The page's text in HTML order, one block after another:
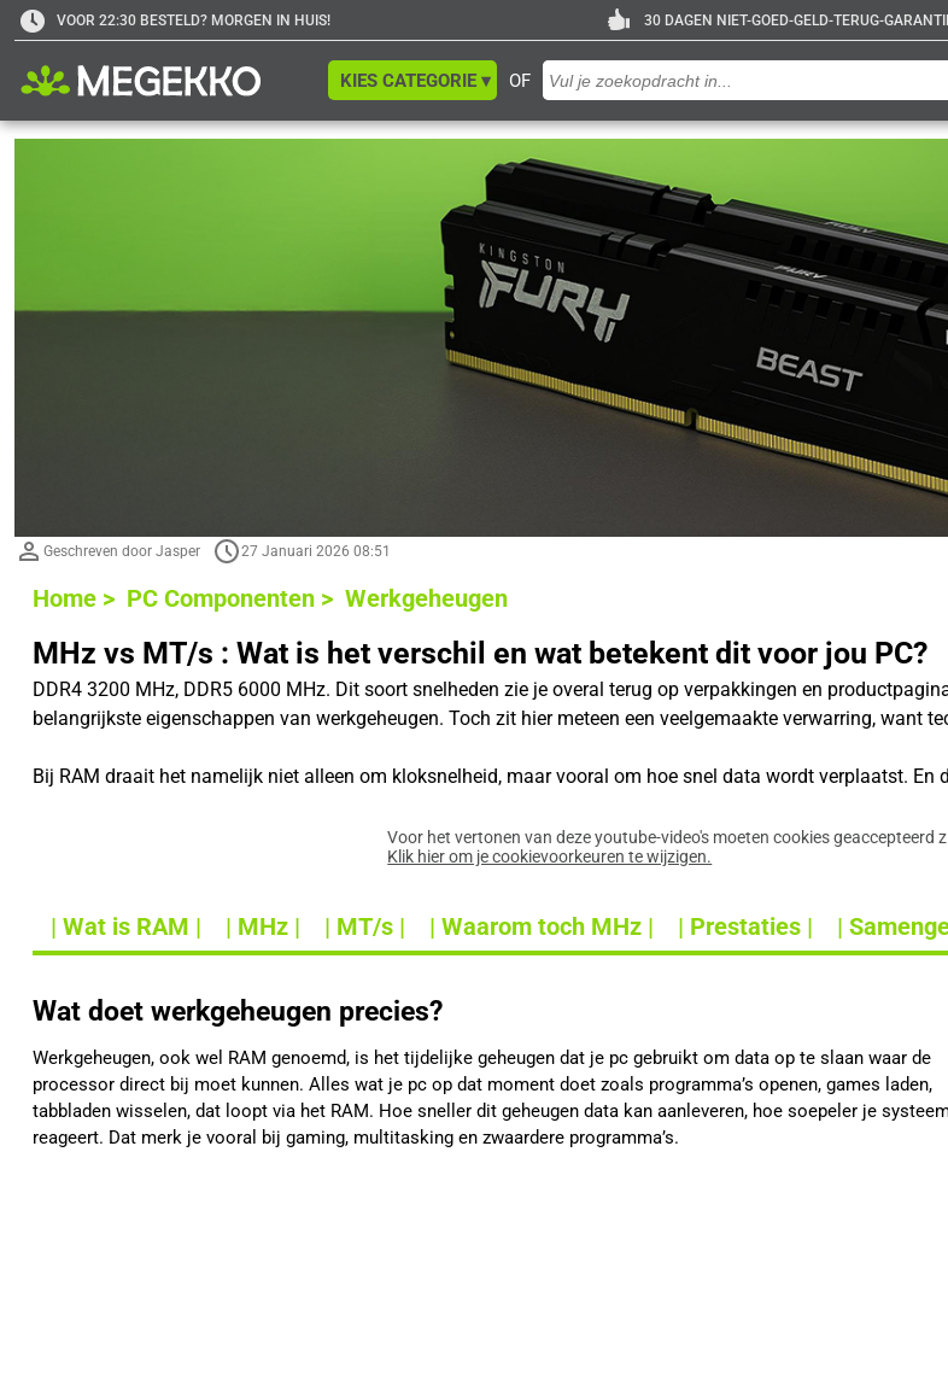
VOOR 22:30 BESTELD? MORGEN IN HUIS! 30 DAGEN NIET-GOED-GELD-TERUG-
OF
KIES CATEGORIE ▾
Geschreven door Jasper 27 Januari 2026 08:51
Home > PC Componenten > Werkgeheugen
MHz vs MT/s : Wat is het verschil en wat betekent dit voor jou PC?
DDR4 3200 MHz, DDR5 6000 MHz. Dit soort snelheden zie je overal terug op verpakkingen en
belangrijkste eigenschappen van werkgeheugen. Toch zit hier meteen een veelgemaakte verwarring, want
Bij RAM draait het namelijk niet alleen om kloksnelheid, maar vooral om hoe snel data wordt verplaatst.
Voor het vertonen van deze youtube-video's moeten cookies geaccepteerd
Klik hier om je cookievoorkeuren te wijzigen.
| Wat is RAM | | MHz | | MT/s | | Waarom toch MHz | | Prestaties | |
Wat doet werkgeheugen precies?
Werkgeheugen, ook wel RAM genoemd, is het tijdelijke geheugen dat je pc gebruikt om data op te slaan waar de
processor direct bij moet kunnen. Alles wat je pc op dat moment doet zoals programma’s openen, games laden,
tabbladen wisselen, dat loopt via het RAM. Hoe sneller dit geheugen data kan aanleveren, hoe soepeler je
reageert. Dat merk je vooral bij gaming, multitasking en zwaardere programma’s.